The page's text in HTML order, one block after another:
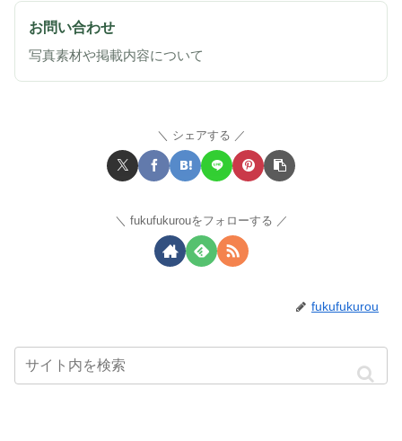
お問い合わせ
写真素材や掲載内容について
シェアする
fukufukurouをフォローする
fukufukurou